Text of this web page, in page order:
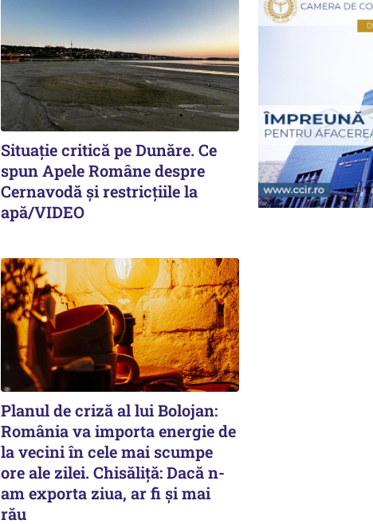
Situație critică pe Dunăre. Ce
spun Apele Române despre
Cernavodă și restricțiile la
apă/VIDEO
Planul de criză al lui Bolojan:
România va importa energie de
la vecini în cele mai scumpe
ore ale zilei. Chisăliță: Dacă n-
am exporta ziua, ar fi și mai
rău